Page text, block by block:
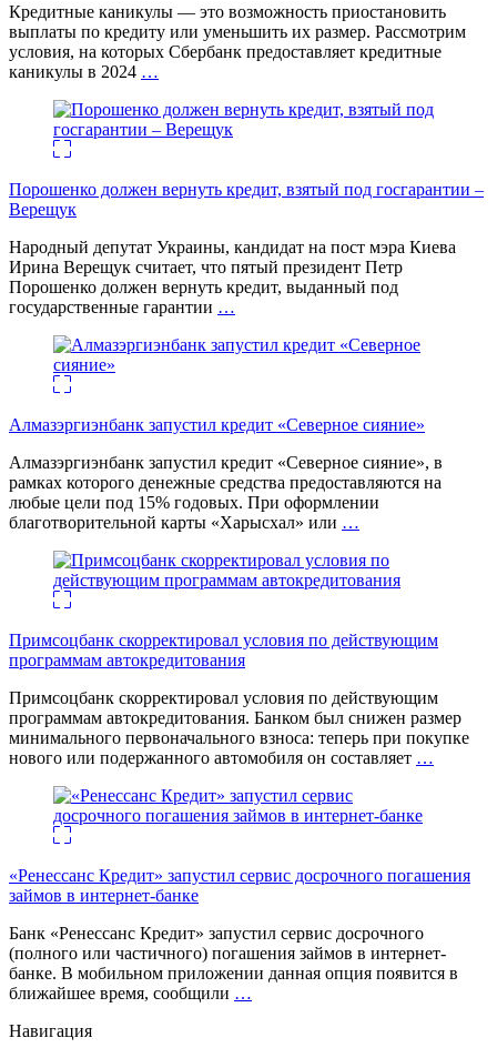
Кредитные каникулы — это возможность приостановить
выплаты по кредиту или уменьшить их размер. Рассмотрим
условия, на которых Сбербанк предоставляет кредитные
каникулы в 2024 …
Порошенко должен вернуть кредит, взятый под госгарантии –
Верещук
Народный депутат Украины, кандидат на пост мэра Киева
Ирина Верещук считает, что пятый президент Петр
Порошенко должен вернуть кредит, выданный под
государственные гарантии …
Алмазэргиэнбанк запустил кредит «Северное сияние»
Алмазэргиэнбанк запустил кредит «Северное сияние», в
рамках которого денежные средства предоставляются на
любые цели под 15% годовых. При оформлении
благотворительной карты «Харысхал» или …
Примсоцбанк скорректировал условия по действующим
программам автокредитования
Примсоцбанк скорректировал условия по действующим
программам автокредитования. Банком был снижен размер
минимального первоначального взноса: теперь при покупке
нового или подержанного автомобиля он составляет …
«Ренессанс Кредит» запустил сервис досрочного погашения
займов в интернет-банке
Банк «Ренессанс Кредит» запустил сервис досрочного
(полного или частичного) погашения займов в интернет-
банке. В мобильном приложении данная опция появится в
ближайшее время, сообщили …
Навигация